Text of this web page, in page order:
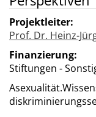
Projektleiter:
Prof. Dr. Heinz-
Finanzierung:
Stiftungen -